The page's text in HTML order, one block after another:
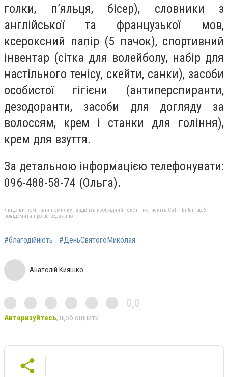
голки, п’яльця, бісер), словники з
англійської та французької мов,
ксероксний папір (5 пачок), спортивний
інвентар (сітка для волейболу, набір для
настільного тенісу, скейти, санки), засоби
особистої гігієни (антиперспиранти,
дезодоранти, засоби для догляду за
волоссям, крем і станки для гоління),
крем для взуття.
За детальною інформацією телефонувати:
096-488-58-74 (Ольга).
Якщо ви помітили помилку, виділіть необхідний текст і натисніть Ctrl + Enter, щоб
повідомити про це редакцію
#благодійність #ДеньСвятогоМиколая
Анатолій Кияшко
0,0
Авторизуйтесь, щоб оцінити